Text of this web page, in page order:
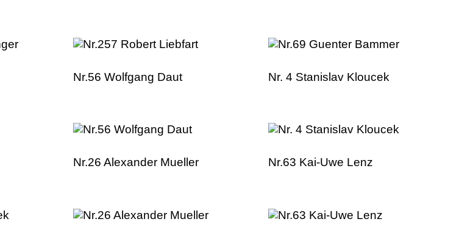
Nr.56 Wolfgang Daut Nr. 4 Stanislav Kloucek
Nr.26 Alexander Mueller Nr.63 Kai-Uwe Lenz